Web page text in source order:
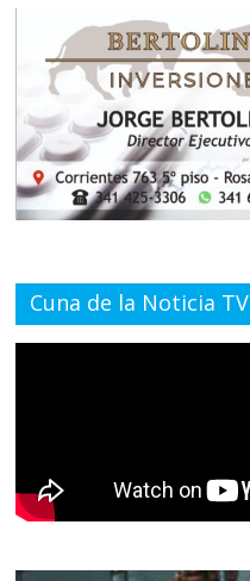
Cuna de la Noticia TV